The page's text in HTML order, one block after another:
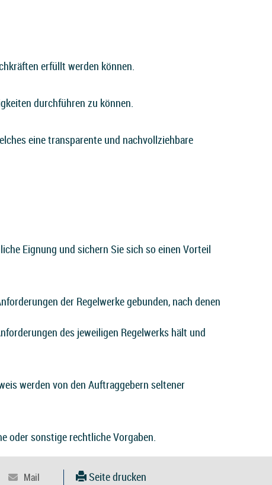
erfüllt werden können.
durchführen zu können.
eine transparente und nachvollziehbare
Eignung und sichern Sie sich so einen Vorteil
der Regelwerke gebunden, nach denen
des jeweiligen Regelwerks hält und
werden von den Auftraggebern seltener
oder sonstige rechtliche Vorgaben.
Seite drucken